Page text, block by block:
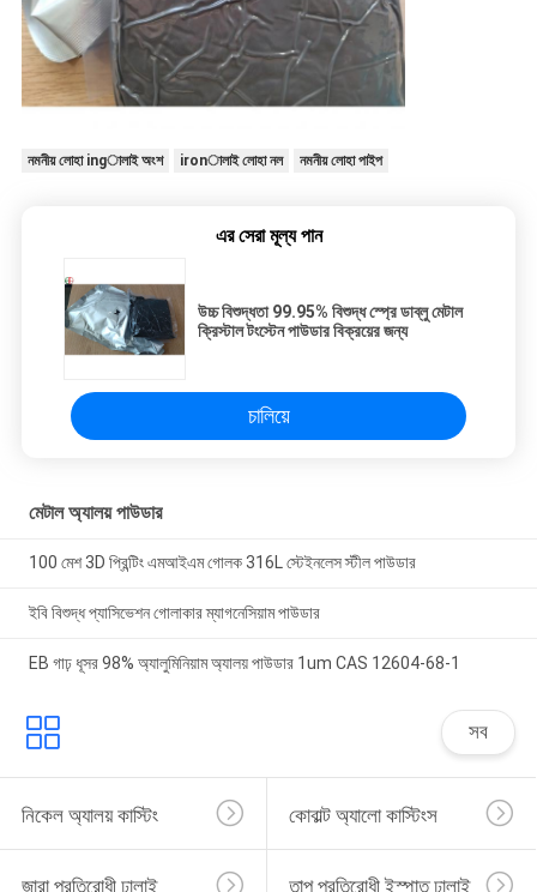
নমনীয় লোহা ingালাই অংশ ironালাই লোহা নল নমনীয় লোহা পাইপ
এর সেরা মূল্য পান
উচ্চ বিশুদ্ধতা 99.95% বিশুদ্ধ স্প্রে ডাব্লু মেটাল
ক্রিস্টাল টংস্টেন পাউডার বিক্রয়ের জন্য
চালিয়ে
মেটাল অ্যালয় পাউডার
100 মেশ 3D প্রিন্টিং এমআইএম গোলক 316L স্টেইনলেস স্টীল পাউডার
ইবি বিশুদ্ধ প্যাসিভেশন গোলাকার ম্যাগনেসিয়াম পাউডার
EB গাঢ় ধূসর 98% অ্যালুমিনিয়াম অ্যালয় পাউডার 1um CAS 12604-68-1
সব
নিকেল অ্যালয় কাস্টিং কোবাল্ট অ্যালো কাস্টিংস
জারা প্রতিরোধী ঢালাই তাপ প্রতিরোধী ইস্পাত ঢালাই